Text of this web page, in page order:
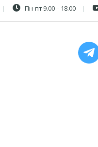
Пн-пт 9.00 – 18.00